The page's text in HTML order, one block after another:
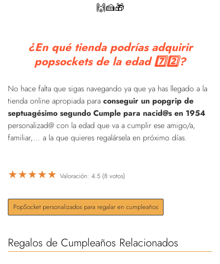
🙌🍰🎁
¿En qué tienda podrías adquirir
popsockets de la edad 7️⃣2️⃣?
No hace falta que sigas navegando ya que ya has llegado a la
tienda online apropiada para conseguir un popgrip de
septuagésimo segundo Cumple para nacid@s en 1954
personalizad@ con la edad que va a cumplir ese amigo/a,
familiar,... a la que quieres regalársela en próximo días.
★★★★★ Valoración: 4.5 (8 votos)
PopSocket personalizados para regalar en cumpleaños
Regalos de Cumpleaños Relacionados